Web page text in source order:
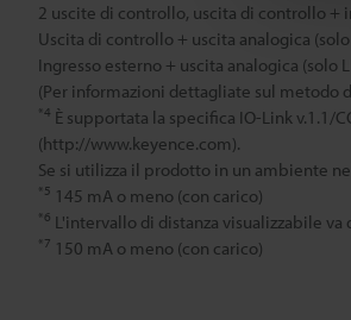
2 uscite di controllo, uscita di controllo +
Uscita di controllo + uscita analogica (solo
Ingresso esterno + uscita analogica (solo
(Per informazioni dettagliate sul metodo
*4 È supportata la specifica IO-Link v.1.1/
(http://www.keyence.com).
Se si utilizza il prodotto in un ambiente
*5 145 mA o meno (con carico)
*6 L'intervallo di distanza visualizzabile va
*7 150 mA o meno (con carico)